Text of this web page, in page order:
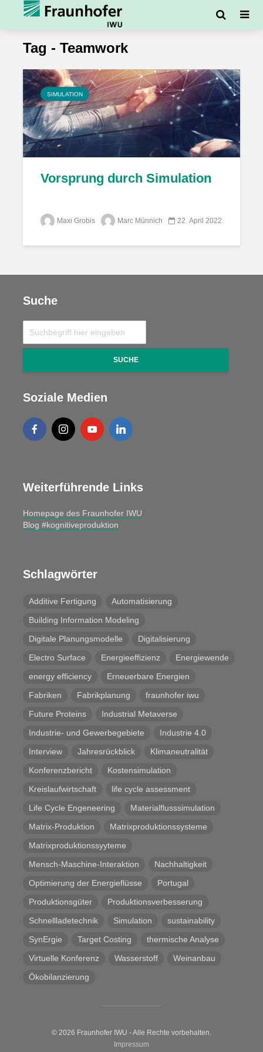
Tag - Teamwork
SIMULATION
Vorsprung durch Simulation
Maxi Grobis Marc Münnich 22. April 2022
Suche
SUCHE
Soziale Medien
Weiterführende Links
Homepage des Fraunhofer IWU
Blog #kognitiveproduktion
Schlagwörter
Additive Fertigung
Automatisierung
Building Information Modeling
Digitale Planungsmodelle
Digitalisierung
Electro Surface
Energieeffizienz
Energiewende
energy efficiency
Erneuerbare Energien
Fabriken
Fabrikplanung
fraunhofer iwu
Future Proteins
Industrial Metaverse
Industrie- und Gewerbegebiete
Industrie 4.0
Interview
Jahresrückblick
Klimaneutralität
Konferenzbericht
Kostensimulation
Kreislaufwirtschaft
life cycle assessment
Life Cycle Engeneering
Materialflusssimulation
Matrix-Produktion
Matrixproduktionssysteme
Matrixproduktionssyyteme
Mensch-Maschine-Interaktion
Nachhaltigkeit
Optimierung der Energieflüsse
Portugal
Produktionsgüter
Produktionsverbesserung
Schnellladetechnik
Simulation
sustainability
SynErgie
Target Costing
thermische Analyse
Virtuelle Konferenz
Wasserstoff
Weinanbau
Ökobilanzierung
© 2026 Fraunhofer IWU - Alle Rechte vorbehalten.
Impressum